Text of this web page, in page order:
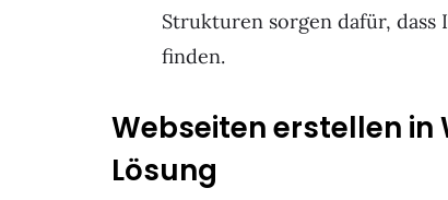
Strukturen sorgen dafür,
finden.
Webseiten erstellen in
Lösung